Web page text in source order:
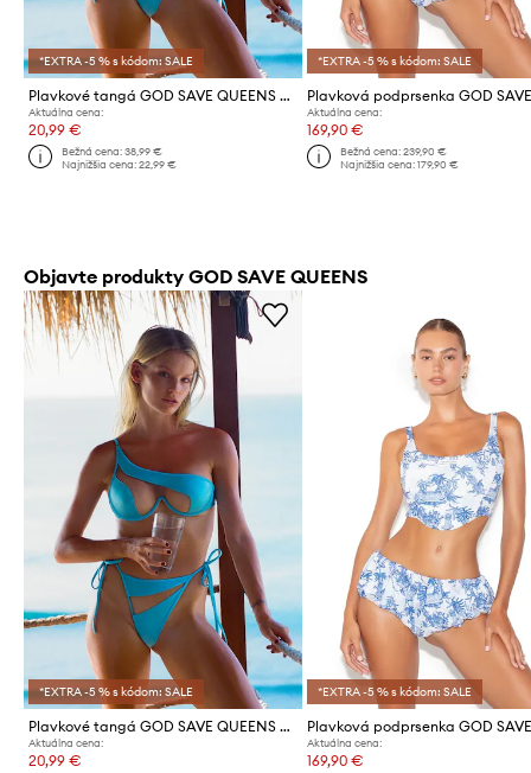
*EXTRA -5 % s kódom: SALE
Plavkové tangá GOD SAVE QUEENS SKY BOTTOM
Aktuálna cena:
20,99 €
Bežná cena:38,99 €
Najnižšia cena:22,99 €
*EXTRA -5 % s kódom: SALE
Aktuálna cena:
169,90 €
Bežná cena: 239,90 €
Najnižšia cena: 179,90 €
Objavte produkty GOD SAVE QUEENS
*EXTRA -5 % s kódom: SALE
Plavkové tangá GOD SAVE QUEENS SKY BOTTOM
Aktuálna cena:
20,99 €
*EXTRA -5 % s kódom: SALE
Aktuálna cena:
169,90 €